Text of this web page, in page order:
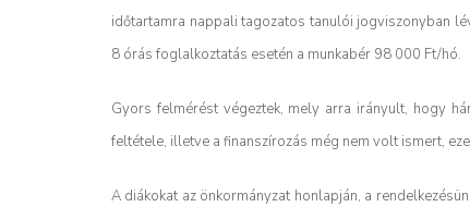
időtartamra nappali tagozatos tanulói jogviszonyban
8 órás foglalkoztatás esetén a munkabér 98 000 Ft/hó.
Gyors felmérést végeztek, mely arra irányult, hogy
feltétele, illetve a finanszírozás még nem volt ismert,
A diákokat az önkormányzat honlapján, a